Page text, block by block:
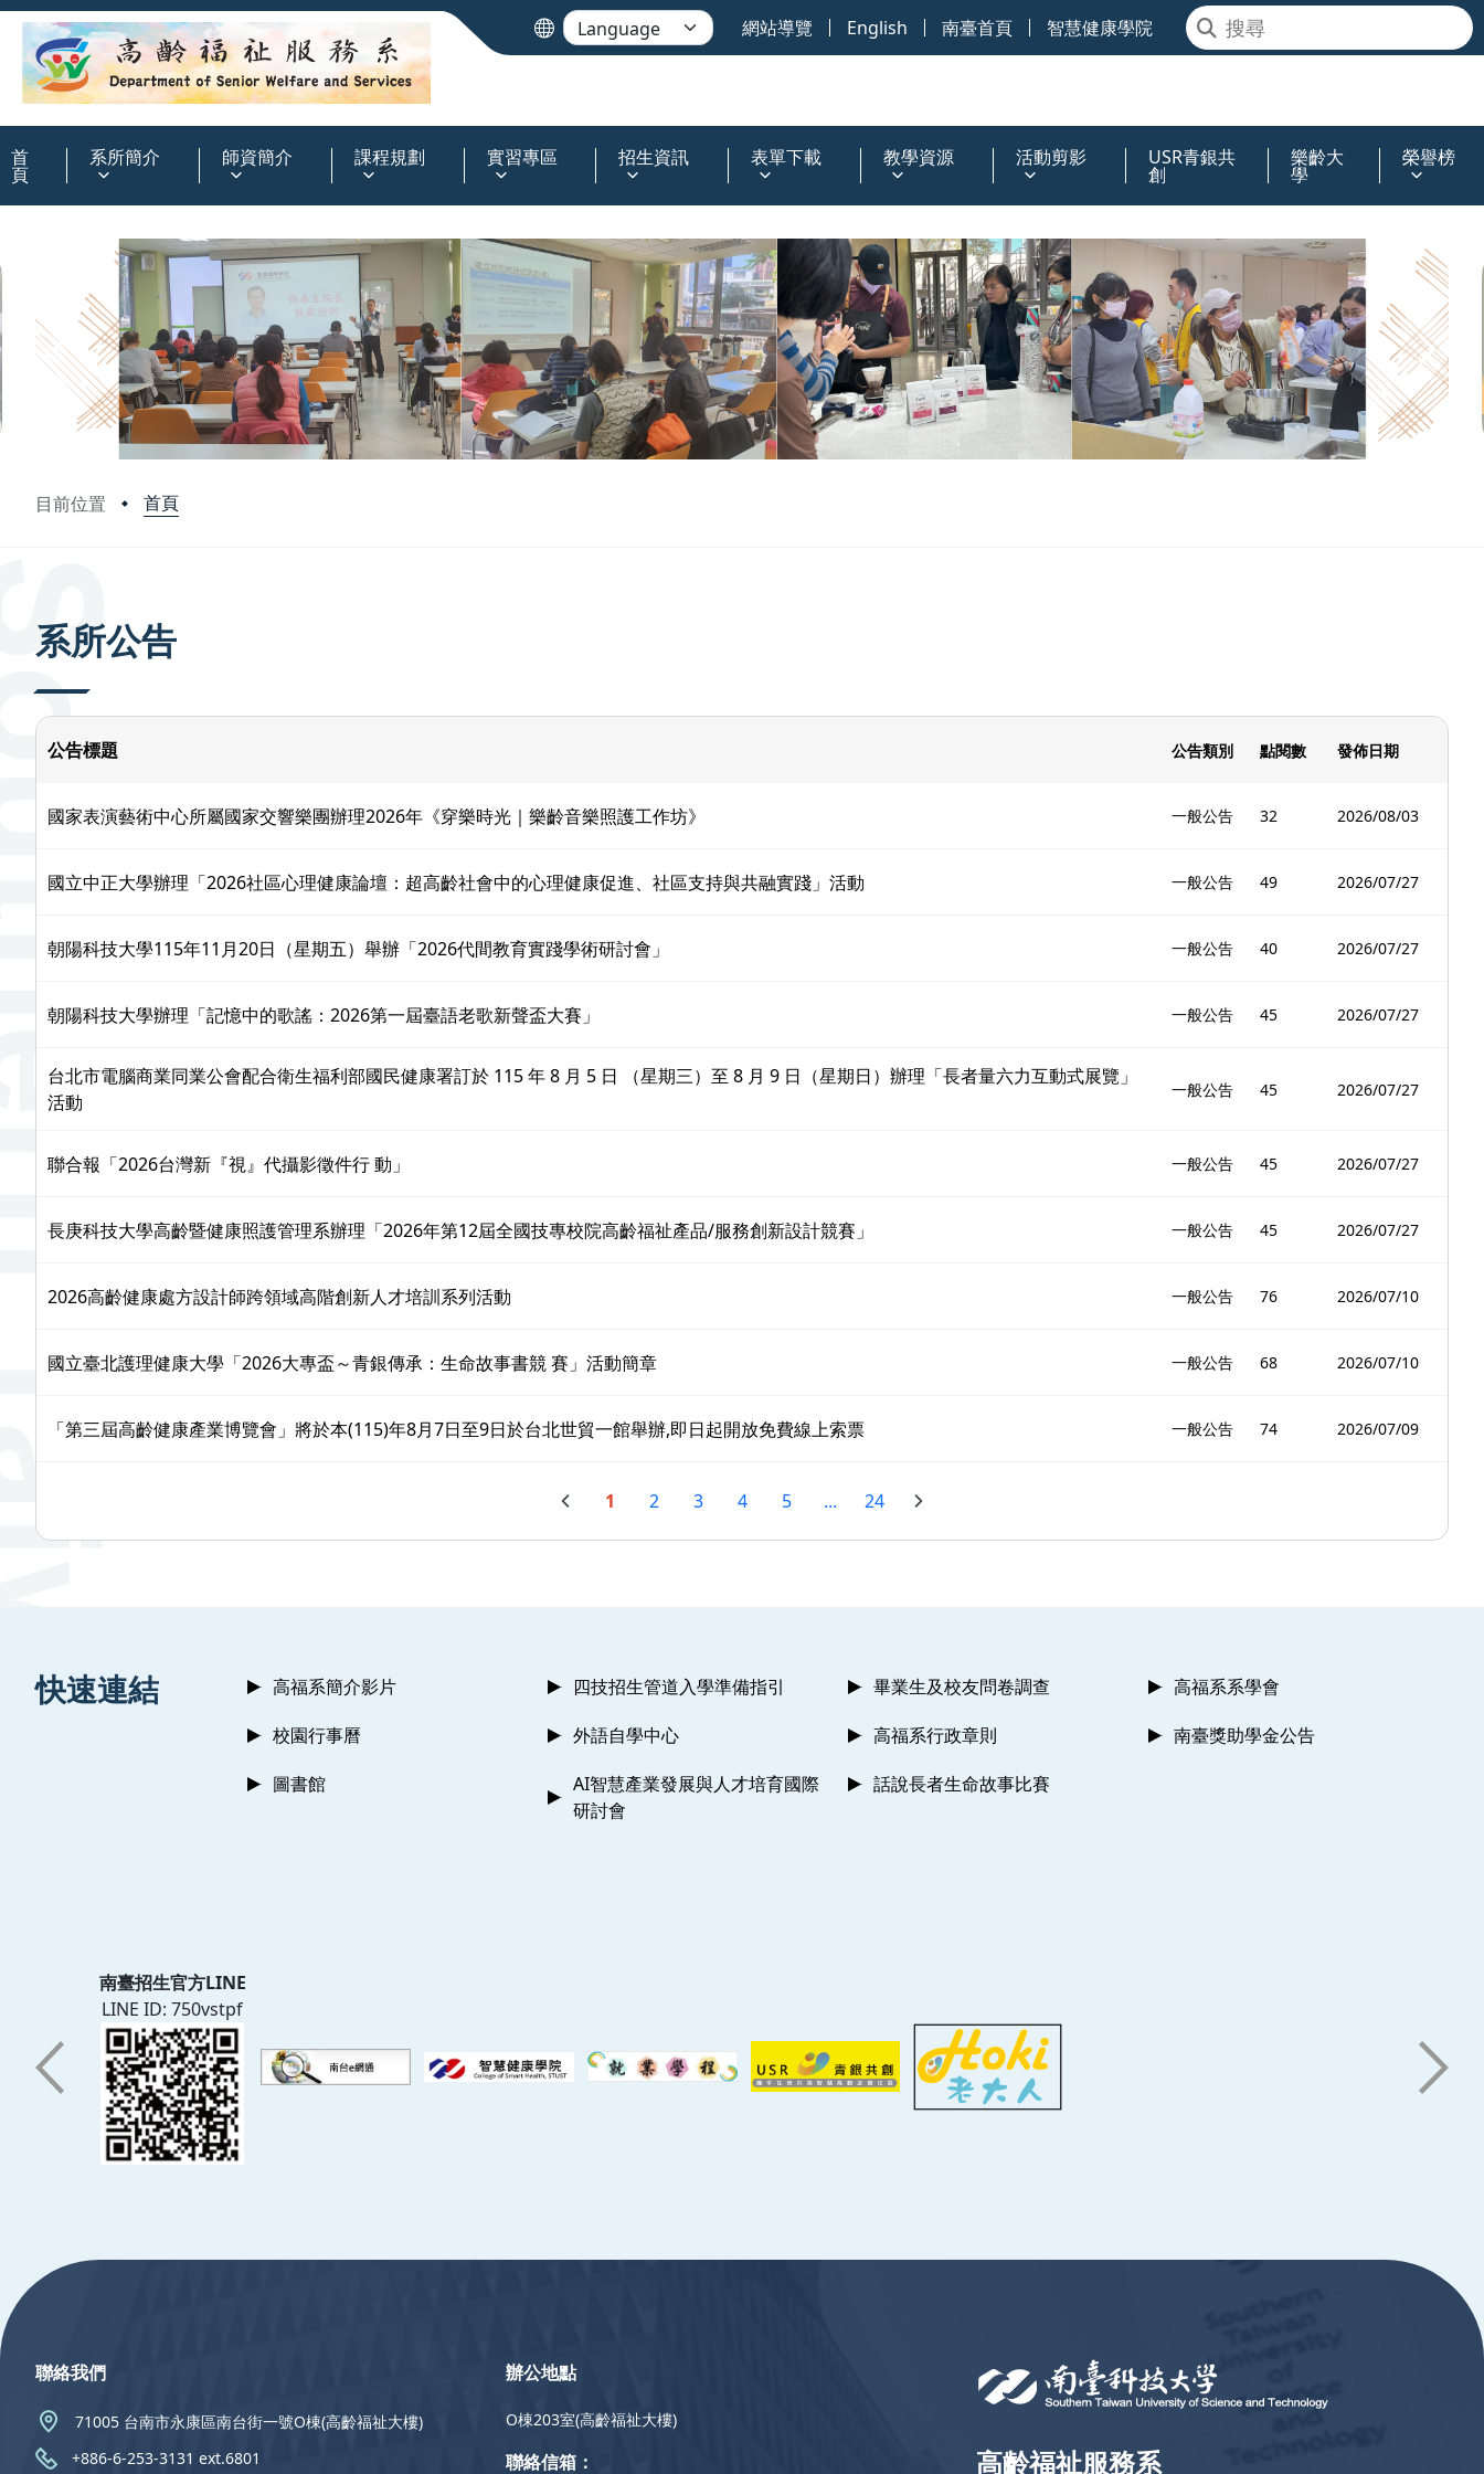
網站導覽 English 南臺首頁 智慧健康學院
首
頁
系所簡介 師資簡介 課程規劃 實習專區 招生資訊 表單下載 教學資源 活動剪影 USR青銀共
創
樂齡大
學
榮譽榜
目前位置 首頁
系所公告
公告標題 公告類別 點閱數 發佈日期
國家表演藝術中心所屬國家交響樂團辦理2026年《穿樂時光｜樂齡音樂照護工作坊》 一般公告 32 2026/08/03
國立中正大學辦理「2026社區心理健康論壇：超高齡社會中的心理健康促進、社區支持與共融實踐」活動 一般公告 49 2026/07/27
朝陽科技大學115年11月20日（星期五）舉辦「2026代間教育實踐學術研討會」 一般公告 40 2026/07/27
朝陽科技大學辦理「記憶中的歌謠：2026第一屆臺語老歌新聲盃大賽」 一般公告 45 2026/07/27
台北市電腦商業同業公會配合衛生福利部國民健康署訂於 115 年 8 月 5 日 （星期三）至 8 月 9 日（星期日）辦理「長者量六力互動式展覽」
活動
一般公告 45 2026/07/27
聯合報「2026台灣新『視』代攝影徵件行 動」 一般公告 45 2026/07/27
長庚科技大學高齡暨健康照護管理系辦理「2026年第12屆全國技專校院高齡福祉產品/服務創新設計競賽」 一般公告 45 2026/07/27
2026高齡健康處方設計師跨領域高階創新人才培訓系列活動 一般公告 76 2026/07/10
國立臺北護理健康大學「2026大專盃～青銀傳承：生命故事書競 賽」活動簡章 一般公告 68 2026/07/10
「第三屆高齡健康產業博覽會」將於本(115)年8月7日至9日於台北世貿一館舉辦,即日起開放免費線上索票 一般公告 74 2026/07/09
1 2 3 4 5 ... 24
快速連結 高福系簡介影片 四技招生管道入學準備指引 畢業生及校友問卷調查
高福系系學會
校園行事曆
外語自學中心 高福系行政章則
南臺獎助學金公告
圖書館
AI智慧產業發展與人才培育國際
研討會
話說長者生命故事比賽
南臺招生官方LINE
LINE ID: 750vstpf
高齡福祉服務系
聯絡我們
71005 台南市永康區南台街一號O棟(高齡福祉大樓)
+886-6-253-3131 ext.6801
辦公地點
O棟203室(高齡福祉大樓)
聯絡信箱：